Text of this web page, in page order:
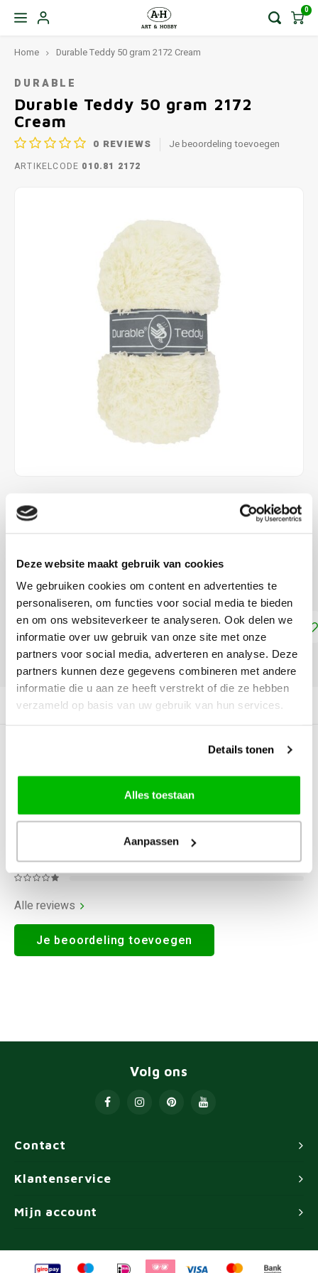
Deze website maakt gebruik van cookies
We gebruiken cookies om content en advertenties te
personaliseren, om functies voor social media te bieden
en om ons websiteverkeer te analyseren. Ook delen we
informatie over uw gebruik van onze site met onze
partners voor social media, adverteren en analyse. Deze
partners kunnen deze gegevens combineren met andere
informatie die u aan ze heeft verstrekt of die ze hebben
verzameld op basis van uw gebruik van hun services.
Details tonen
Alles toestaan
Aanpassen
0
Home Durable Teddy 50 gram 2172 Cream
DURABLE
Durable Teddy 50 gram 2172
Cream
0 REVIEWS Je beoordeling toevoegen
ARTIKELCODE 010.81 2172
€3,80
100% Polyamide
naalddikte: 5-6 mmLees meer
Toevoegen aan winkelwagen
Productomschrijving
Alle reviews
Je beoordeling toevoegen
Contact
Volg ons
Klantenservice
Mijn account